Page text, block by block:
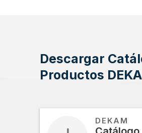
Descargar
Productos
DEKAM